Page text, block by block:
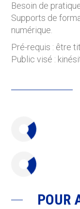
Besoin de
Supports de
numérique.
Pré-requis : être
Public visé :
POUR